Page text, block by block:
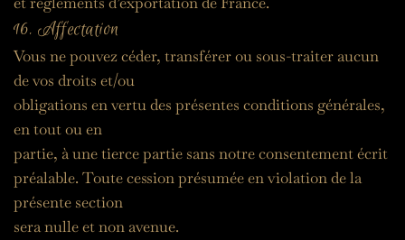
16. Affectation
Vous ne pouvez céder, transférer ou sous-traiter aucun
de vos droits et/ou
obligations en vertu des présentes conditions générales,
en tout ou en
partie, à une tierce partie sans notre consentement écrit
préalable. Toute cession présumée en violation de la
présente section
sera nulle et non avenue.